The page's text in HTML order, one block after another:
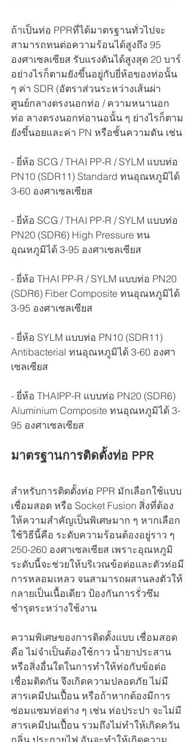
ถ้าเป็นท่อ PPRที่ได้มาตรฐานทั่วไปจะ
สามารถทนต่อความร้อนได้สูงถึง 95
องศาเซลเซียส รับแรงดันได้สูงสุด 20 บาร์
อย่างไรก็ตามยังขึ้นอยู่กับยี่ห้อของท่อนั้น
ๆ ค่า SDR (อัตราส่วนระหว่างเส้นผ่า
ศูนย์กลางตรงนอกท่อ / ความหนานอก
ท่อ ลางตรงนอกท่อานอนั้น ๆ ย่างไรก็ตาม
ยังขึ้นอยและค่า PN หรือชั้นความดัน เช่น
- ยี่ห้อ SCG / THAI PP-R / SYLM แบบท่อ
PN10 (SDR11) Standard ทนอุณหภูมิได้
3-60 องศาเซลเซียส
- ยี่ห้อ SCG / THAI PP-R / SYLM แบบท่อ
PN20 (SDR6) High Pressure ทน
อุณหภูมิได้ 3-95 องศาเซลเซียส
- ยี่ห้อ THAI PP-R / SYLM แบบท่อ PN20
(SDR6) Fiber Composite ทนอุณหภูมิได้
3-95 องศาเซลเซียส
- ยี่ห้อ SYLM แบบท่อ PN10 (SDR11)
Antibacterial ทนอุณหภูมิได้ 3-60 องศา
เซลเซียส
- ยี่ห้อ THAIPP-R แบบท่อ PN20 (SDR6)
Aluminium Composite ทนอุณหภูมิได้ 3-
95 องศาเซลเซียส
มาตรฐานการติดตั้งท่อ PPR
สำหรับการติดตั้งท่อ PPR มักเลือกใช้แบบ
เชื่อมสอด หรือ Socket Fusion สิ่งที่ต้อง
ให้ความสำคัญเป็นพิเศษมาก ๆ หากเลือก
ใช้วิธีนี้คือ ระดับความร้อนต้องอยู่ราว ๆ
250-260 องศาเซลเซียส เพราะอุณหภูมิ
ระดับนี้จะช่วยให้บริเวณข้อต่อและตัวท่อมี
การหลอมเหลว จนสามารถผสานลงตัวให้
กลายเป็นเนื้อเดียว ป้องกันการรั่วซึม
ชำรุดระหว่างใช้งาน
ความพิเศษของการติดตั้งแบบ เชื่อมสอด
คือ ไม่จำเป็นต้องใช้กาว น้ำยาประสาน
หรือสิ่งอื่นใดในการทำให้ท่อกับข้อต่อ
เชื่อมติดกัน จึงเกิดความปลอดภัย ไม่มี
สารเคมีปนเปื้อน หรือถ้าหากต้องมีการ
ซ่อมแซมท่อต่าง ๆ เช่น ท่อประปา จะไม่มี
สารเคมีปนเปื้อน รวมถึงไม่ทำให้เกิดควัน
กลิ่น ประกายไฟ อันจะทำให้เกิดความ